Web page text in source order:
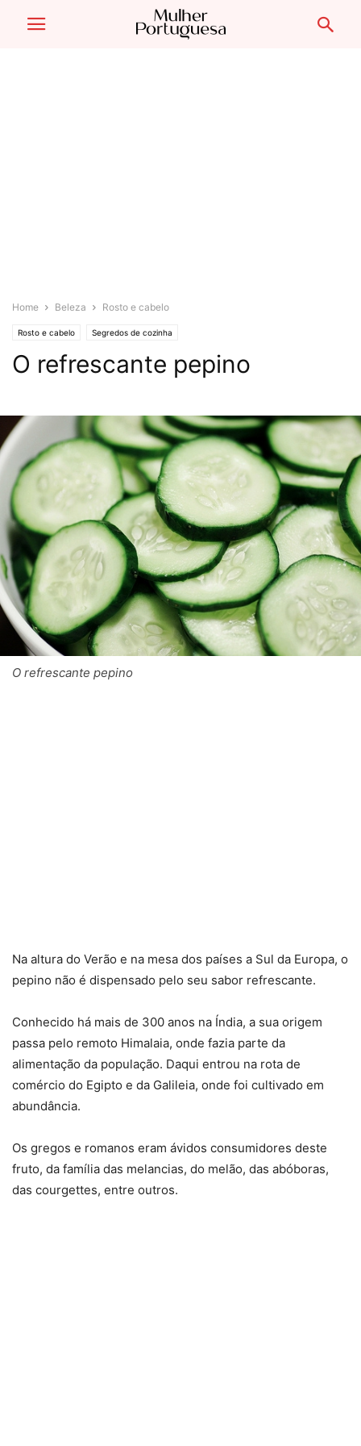
Home Beleza Rosto e cabelo
Rosto e cabelo Segredos de cozinha
O refrescante pepino
O refrescante pepino
Na altura do Verão e na mesa dos países a Sul da Europa, o
pepino não é dispensado pelo seu sabor refrescante.
Conhecido há mais de 300 anos na Índia, a sua origem
passa pelo remoto Himalaia, onde fazia parte da
alimentação da população. Daqui entrou na rota de
comércio do Egipto e da Galileia, onde foi cultivado em
abundância.
Os gregos e romanos eram ávidos consumidores deste
fruto, da família das melancias, do melão, das abóboras,
das courgettes, entre outros.